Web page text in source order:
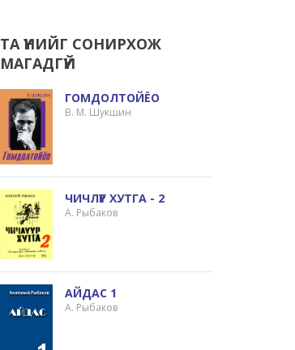
ТА ҮҮНИЙГ СОНИРХОЖ
МАГАДГҮЙ
ГОМДОЛТОЙЁО
В. М. Шукшин
ЧИЧЛҮҮР ХУТГА - 2
А. Рыбаков
АЙДАС 1
А. Рыбаков